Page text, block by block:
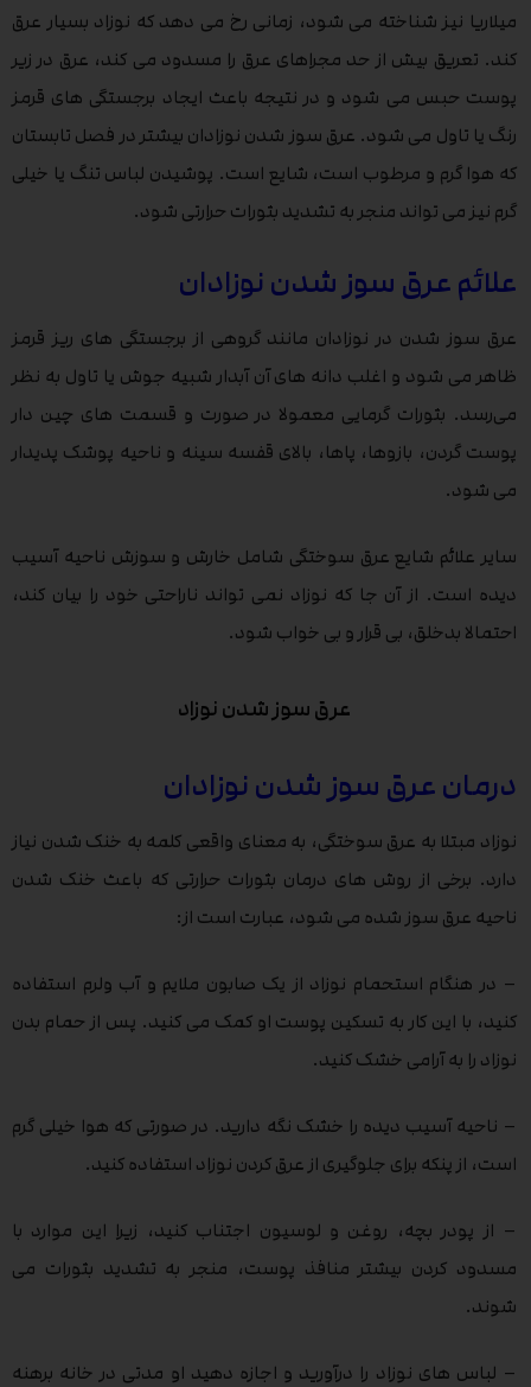
میلاریا نیز شناخته می شود، زمانی رخ می دهد که نوزاد بسیار عرق
کند. تعریق بیش از حد مجراهای عرق را مسدود می کند، عرق در زیر
پوست حبس می شود و در نتیجه باعث ایجاد برجستگی های قرمز
رنگ یا تاول می شود. عرق سوز شدن نوزادان بیشتر در فصل تابستان
که هوا گرم و مرطوب است، شایع است. پوشیدن لباس تنگ یا خیلی
گرم نیز می تواند منجر به تشدید بثورات حرارتی شود.
علائم عرق سوز شدن نوزادان
عرق سوز شدن در نوزادان مانند گروهی از برجستگی های ریز قرمز
ظاهر می شود و اغلب دانه های آن آبدار شبیه جوش‌ یا تاول‌ به نظر
می‌رسد. بثورات گرمایی معمولا در صورت و قسمت های چین‌ دار
پوست گردن، بازوها، پاها، بالای قفسه سینه و ناحیه پوشک پدیدار
می شود.
سایر علائم شایع عرق سوختگی شامل خارش و سوزش ناحیه آسیب
دیده است. از آن جا که نوزاد نمی تواند ناراحتی خود را بیان کند،
احتمالا بدخلق، بی قرار و بی خواب شود.
عرق سوز شدن نوزاد
درمان عرق سوز شدن نوزادان
نوزاد مبتلا به عرق سوختگی، به معنای واقعی کلمه به خنک شدن نیاز
دارد. برخی از روش های درمان بثورات حرارتی که باعث خنک شدن
ناحیه عرق سوز شده می شود، عبارت است از:
– در هنگام استحمام نوزاد از یک صابون ملایم و آب ولرم استفاده
کنید، با این کار به تسکین پوست او کمک می کنید. پس از حمام بدن
نوزاد را به آرامی خشک کنید.
– ناحیه آسیب دیده را خشک نگه دارید. در صورتی که هوا خیلی گرم
است، از پنکه برای جلوگیری از عرق کردن نوزاد استفاده کنید.
– از پودر بچه، روغن و لوسیون اجتناب کنید، زیرا این موارد با
مسدود کردن بیشتر منافذ پوست، منجر به تشدید بثورات می
شوند.
– لباس های نوزاد را درآورید و اجازه دهید او مدتی در خانه برهنه